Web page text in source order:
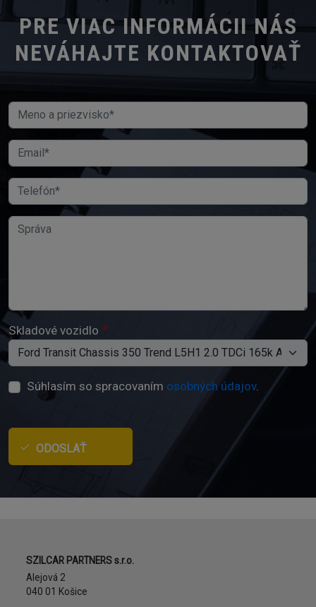
PRE VIAC INFORMÁCII NÁS
NEVÁHAJTE KONTAKTOVAŤ
Meno a priezvisko
Email
Telefón
Správa
Skladové vozidlo
Súhlasím so spracovaním osobných údajov.
ODOSLAŤ
Adresa
SZILCAR PARTNERS s.r.o.
Alejová 2
040 01 Košice